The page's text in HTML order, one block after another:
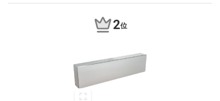
2位